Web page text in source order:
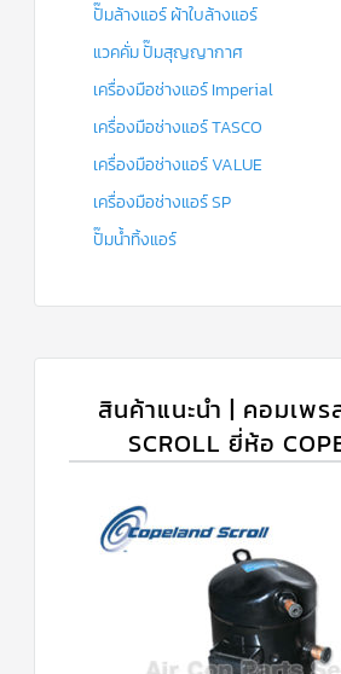
ปั๊มล้างแอร์ ผ้าใบล้างแอร์
แวคคั่ม ปั๊มสุญญากาศ
เครื่องมือช่างแอร์ Imperial
เครื่องมือช่างแอร์ TASCO
เครื่องมือช่างแอร์ VALUE
เครื่องมือช่างแอร์ SP
ปั๊มน้ำทิ้งแอร์
สินค้าแนะนำ | คอมเพร
SCROLL ยี่ห้อ